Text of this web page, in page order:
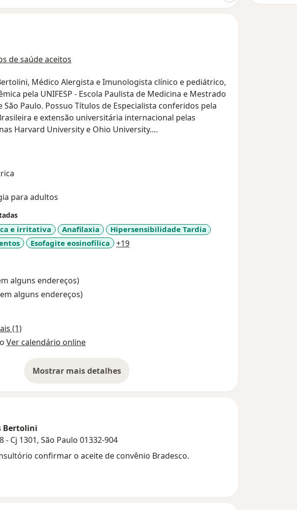
de saúde aceitos
Médico Alergista e Imunologista clínico e pediátrico,
pela UNIFESP - Escola Paulista de Medicina e Mestrado
São Paulo. Possuo Títulos de Especialista conferidos pela
e extensão universitária internacional pelas
Harvard University e Ohio University.
do Ambulatório de Dermatologia do Hospital das
com doenças alérgicas e imunológicas e orientando
imunomoduladores.
de pós graduação em Alergia e Imunologia Clínica pela
e treinamento de futuros
e outras regiões pelo Brasil.
longo destes 30 anos de profissão permitiu-me alcançar a
da Saúde - CES - pela Board Academy
de maneira personalizada e eficiente , com foco em sua
para adultos
e irritativa Anafilaxia
Hipersensibilidade Tardia
Esofagite eosinofílica +19a11y_sr_more_diseases
alguns endereços)
alguns endereços)
(1)
Ver calendário online
Mostrar mais detalhes
sobre a experiência
Bertolini
- Cj 1301, São Paulo 01332-904
confirmar o aceite de convênio Bradesco.